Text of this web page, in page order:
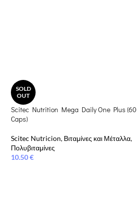
SOLD
OUT
Scitec Nutrition Mega Daily One Plus (60
Caps)
Scitec Nutricion, Βιταμίνες και Μέταλλα,
Πολυβιταμίνες
10.50€